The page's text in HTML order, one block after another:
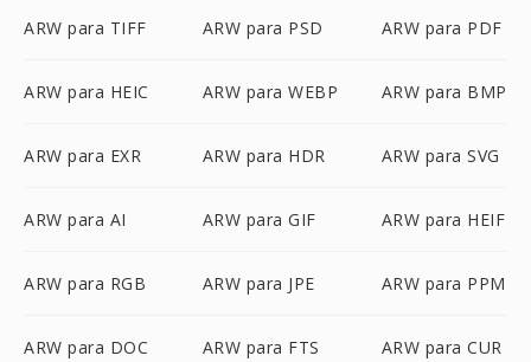
ARW para TIFF ARW para PSD ARW para PDF
ARW para HEIC ARW para WEBP ARW para BMP
ARW para EXR ARW para HDR ARW para SVG
ARW para AI ARW para GIF ARW para HEIF
ARW para RGB ARW para JPE ARW para PPM
ARW para DOC ARW para FTS ARW para CUR